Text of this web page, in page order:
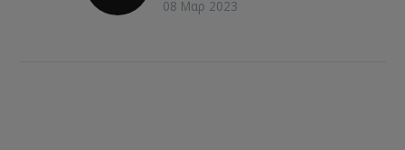
του Ανατολικού
08 Μαρ 2023